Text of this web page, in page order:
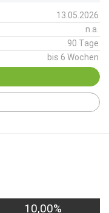
13.05.2026
n.a.
90 Tage
bis 6 Wochen
10,00%